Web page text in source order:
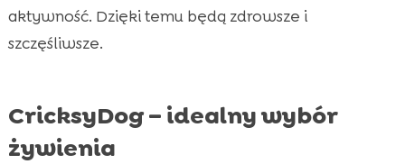
aktywność. Dzięki temu będą zdrowsze i
szczęśliwsze.
CricksyDog – idealny wybór
żywienia